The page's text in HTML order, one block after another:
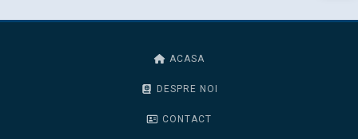
ACASA
DESPRE NOI
CONTACT